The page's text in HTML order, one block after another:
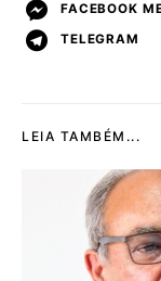
FACEBOOK
TELEGRAM
LEIA TAMBÉM...